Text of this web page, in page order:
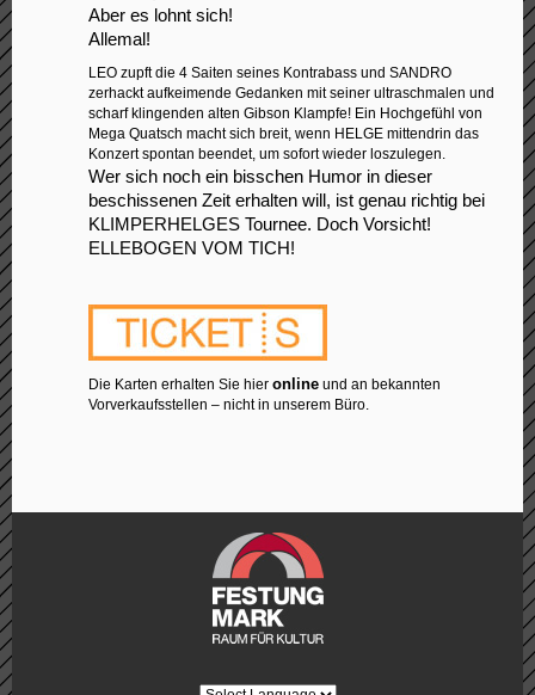
Aber es lohnt sich!
Allemal!
LEO zupft die 4 Saiten seines Kontrabass und SANDRO
zerhackt aufkeimende Gedanken mit seiner ultraschmalen und
scharf klingenden alten Gibson Klampfe! Ein Hochgefühl von
Mega Quatsch macht sich breit, wenn HELGE mittendrin das
Konzert spontan beendet, um sofort wieder loszulegen.
Wer sich noch ein bisschen Humor in dieser
beschissenen Zeit erhalten will, ist genau richtig bei
KLIMPERHELGES Tournee. Doch Vorsicht!
ELLEBOGEN VOM TICH!
Die Karten erhalten Sie hieronline und an bekannten
Vorverkaufsstellen – nicht in unserem Büro.